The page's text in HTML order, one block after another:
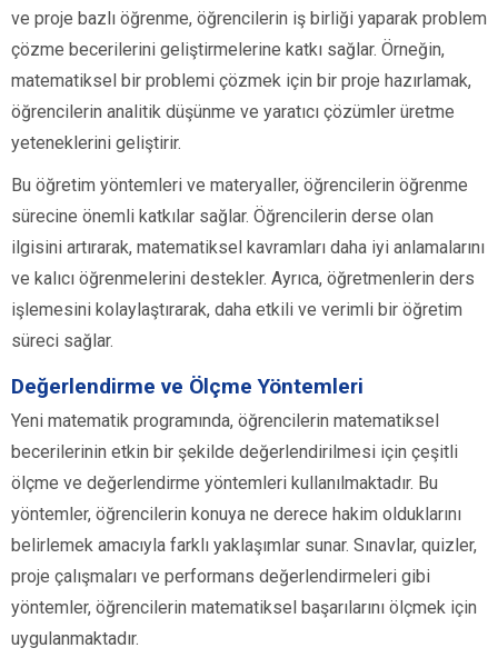
ve proje bazlı öğrenme, öğrencilerin iş birliği yaparak problem
çözme becerilerini geliştirmelerine katkı sağlar. Örneğin,
matematiksel bir problemi çözmek için bir proje hazırlamak,
öğrencilerin analitik düşünme ve yaratıcı çözümler üretme
yeteneklerini geliştirir.
Bu öğretim yöntemleri ve materyaller, öğrencilerin öğrenme
sürecine önemli katkılar sağlar. Öğrencilerin derse olan
ilgisini artırarak, matematiksel kavramları daha iyi anlamalarını
ve kalıcı öğrenmelerini destekler. Ayrıca, öğretmenlerin ders
işlemesini kolaylaştırarak, daha etkili ve verimli bir öğretim
süreci sağlar.
Değerlendirme ve Ölçme Yöntemleri
Yeni matematik programında, öğrencilerin matematiksel
becerilerinin etkin bir şekilde değerlendirilmesi için çeşitli
ölçme ve değerlendirme yöntemleri kullanılmaktadır. Bu
yöntemler, öğrencilerin konuya ne derece hakim olduklarını
belirlemek amacıyla farklı yaklaşımlar sunar. Sınavlar, quizler,
proje çalışmaları ve performans değerlendirmeleri gibi
yöntemler, öğrencilerin matematiksel başarılarını ölçmek için
uygulanmaktadır.